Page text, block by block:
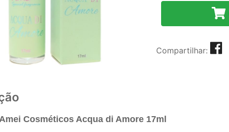
Compartilhar:
Cosméticos Acqua di Amore 17ml